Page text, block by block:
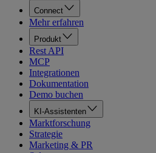
Connect
Mehr erfahren
Produkt
Rest API
MCP
Integrationen
Dokumentation
Demo buchen
KI-Assistenten
Marktforschung
Strategie
Marketing & PR